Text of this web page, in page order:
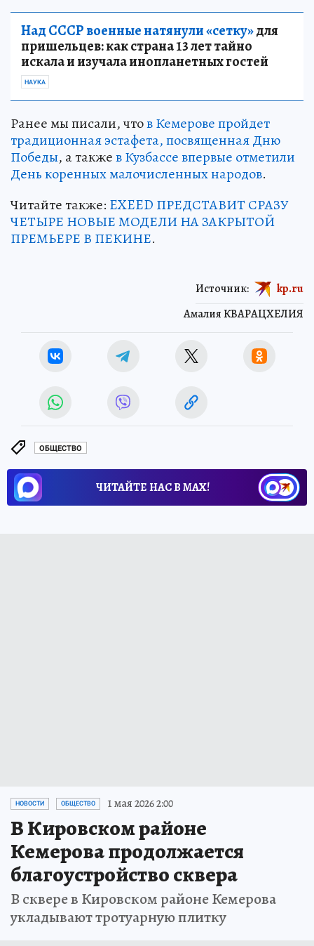
Над СССР военные натянули «сетку»для
пришельцев: как страна 13 лет тайно
искала и изучала инопланетных гостей
НАУКА
Ранее мы писали, чтов Кемерове пройдет
традиционная эстафета, посвященная Дню
Победы, а такжев Кузбассе впервые отметили
День коренных малочисленных народов.
Читайте также: EXEED ПРЕДСТАВИТ СРАЗУ
ЧЕТЫРЕ НОВЫЕ МОДЕЛИ НА ЗАКРЫТОЙ
ПРЕМЬЕРЕ В ПЕКИНЕ.
Амалия КВАРАЦХЕЛИЯ
Источник: kp.ru
ОБЩЕСТВО
ЧИТАЙТЕ НАС В МАХ!
НОВОСТИ ОБЩЕСТВО 1 мая 2026 2:00
В Кировском районе
Кемерова продолжается
благоустройство сквера
В сквере в Кировском районе Кемерова
укладывают тротуарную плитку